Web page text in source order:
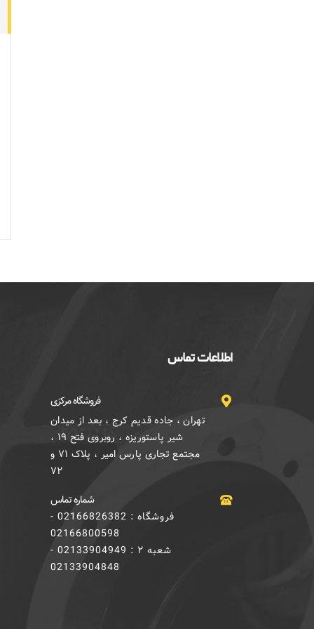
اطلاعات تماس
فروشگاه مرکزی
تهران ، جاده قدیم کرج ، بعد از میدان
شیر پاستوریزه ، روبروی فتح ۱۹ ،
مجتمع تجاری پارس امیر ، پلاک ۷۱ و
۷۲
شماره تماس
فروشگاه : 02166826382 -
02166800598
شعبه ۲ : 02133904949 -
02133904848